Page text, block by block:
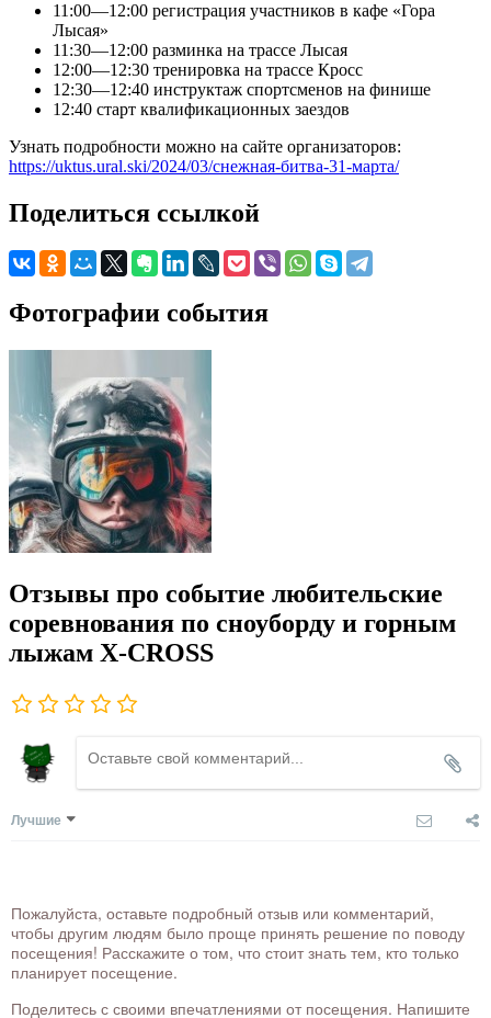
11:00—12:00 регистрация участников в кафе «Гора
Лысая»
11:30—12:00 разминка на трассе Лысая
12:00—12:30 тренировка на трассе Кросс
12:30—12:40 инструктаж спортсменов на финише
12:40 старт квалификационных заездов
Узнать подробности можно на сайте организаторов:
https://uktus.ural.ski/2024/03/снежная-битва-31-марта/
Поделиться ссылкой
Фотографии события
Отзывы про событие любительские
соревнования по сноуборду и горным
лыжам X-CROSS
Лучшие
Пожалуйста, оставьте подробный отзыв или комментарий,
чтобы другим людям было проще принять решение по поводу
посещения! Расскажите о том, что стоит знать тем, кто только
планирует посещение.
Поделитесь с своими впечатлениями от посещения. Напишите